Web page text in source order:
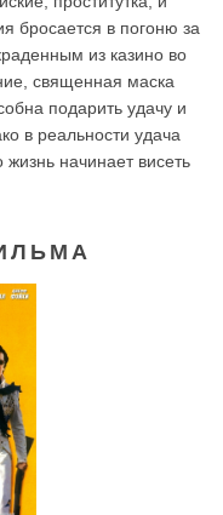
бросается в погоню за
из казино во
священная маска
подарить удачу и
в реальности удача
жизнь начинает висеть